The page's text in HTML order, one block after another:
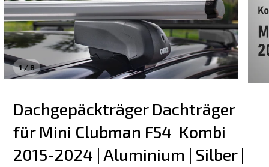
1/ 8
Dachgepäckträger Dachträger
für Mini Clubman F54  Kombi
2015-2024 | Aluminium | Silber |